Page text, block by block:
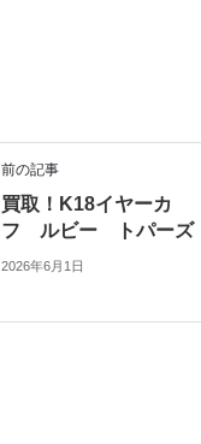
前の記事
買取！K18イヤーカ
フ ルビー トパーズ
2026年6月1日